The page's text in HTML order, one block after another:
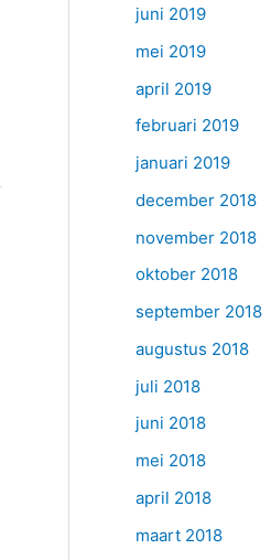
juni 2019
mei 2019
april 2019
februari 2019
januari 2019
december 2018
november 2018
oktober 2018
september 2018
augustus 2018
juli 2018
juni 2018
mei 2018
april 2018
maart 2018